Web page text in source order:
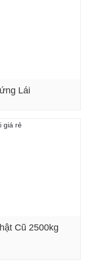
Lái
Cũ 2500kg